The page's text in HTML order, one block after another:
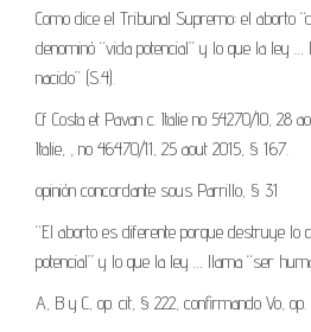
Como dice el Tribunal Supremo: el aborto
denominó “vida potencial” y lo que la ley
nacido” (S.4).
Cf Costa et Pavan c. Italie no 54270/10, 28
Italie, , no 46470/11, 25 aout 2015, § 167.
opinión concordante sous Parrillo, § 31
“El aborto es diferente porque destruye lo
potencial” y lo que la ley … llama “ser
A, B y C, op. cit, § 222, confirmando Vo, op.